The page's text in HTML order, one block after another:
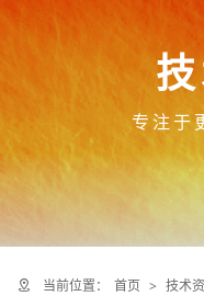
专注于
当前位置： 首页 > 技术